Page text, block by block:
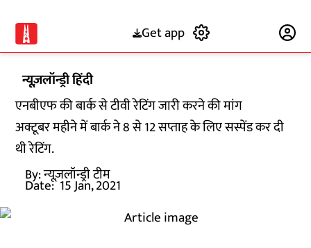
Get app
न्यूज़लॉन्ड्री हिंदी
एनबीएफ की बार्क से टीवी रेटिंग जारी करने की मांग
अक्टूबर महीने में बार्क ने 8 से 12 सप्ताह के लिए सस्पेंड कर दी
थी रेटिंग.
By:न्यूज़लॉन्ड्री टीम
Date: 15 Jan, 2021